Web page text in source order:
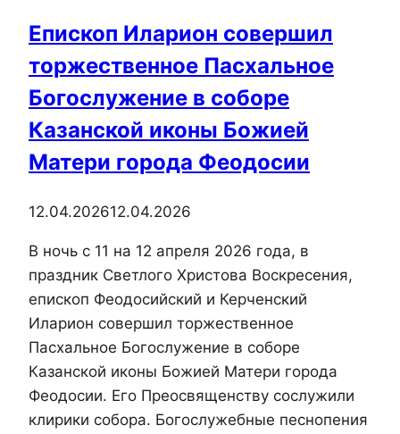
ежедневно
раздавали
обеды
тем,
кто
в
Епископ Иларион совершил
торжественное Пасхальное
Богослужение в соборе
Казанской иконы Божией
Матери города Феодосии
12.04.202612.04.2026
В ночь с 11 на 12 апреля 2026 года, в
праздник Светлого Христова Воскресения,
епископ Феодосийский и Керченский
Иларион совершил торжественное
Пасхальное Богослужение в соборе
Казанской иконы Божией Матери города
Феодосии. Его Преосвященству сослужили
клирики собора. Богослужебные песнопения